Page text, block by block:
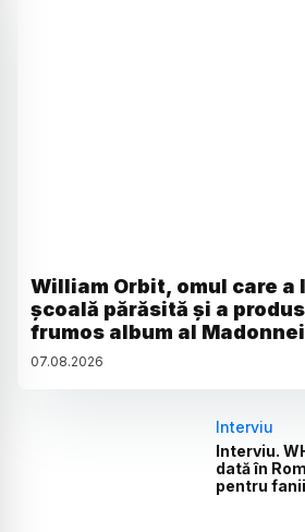
William Orbit, omul care
școală părăsită și a
frumos album al Madonnei
07.08.2026
Interviu
Interviu.
dată în
pentru